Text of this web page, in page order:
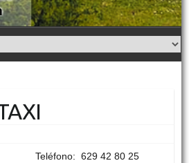
Teléfono: 629 42 80 25